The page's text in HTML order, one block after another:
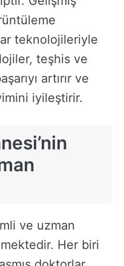
teknolojileriyle
teşhis ve
artırır ve
iyileştirir.
ve uzman
Her biri